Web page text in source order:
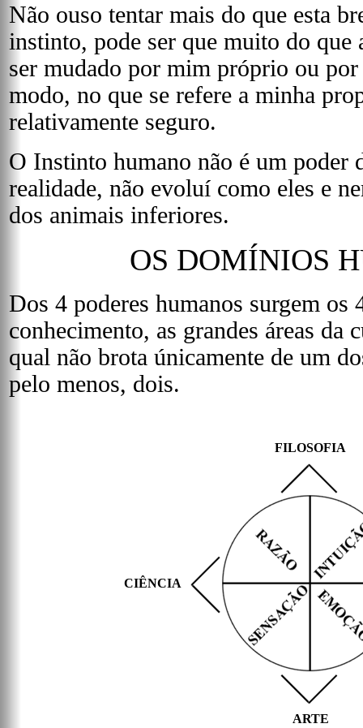
Não ouso tentar mais do que esta
instinto, pode ser que muito do que
ser mudado por mim próprio ou
modo, no que se refere a minha
relativamente seguro.
O Instinto humano não é um poder
realidade, não evoluí como eles e
dos animais inferiores.
OS DOMÍNIOS
Dos 4 poderes humanos surgem os
conhecimento, as grandes áreas da
qual não brota únicamente de um
pelo menos, dois.
FILOSOFIA
CIÊNCIA
ARTE